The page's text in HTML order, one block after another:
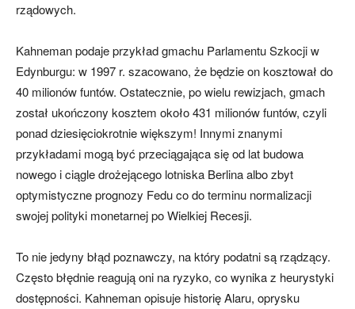
rządowych.
Kahneman podaje przykład gmachu Parlamentu Szkocji w
Edynburgu: w 1997 r. szacowano, że będzie on kosztował do
40 milionów funtów. Ostatecznie, po wielu rewizjach, gmach
został ukończony kosztem około 431 milionów funtów, czyli
ponad dziesięciokrotnie większym! Innymi znanymi
przykładami mogą być przeciągająca się od lat budowa
nowego i ciągle drożejącego lotniska Berlina albo zbyt
optymistyczne prognozy Fedu co do terminu normalizacji
swojej polityki monetarnej po Wielkiej Recesji.
To nie jedyny błąd poznawczy, na który podatni są rządzący.
Często błędnie reagują oni na ryzyko, co wynika z heurystyki
dostępności. Kahneman opisuje historię Alaru, oprysku